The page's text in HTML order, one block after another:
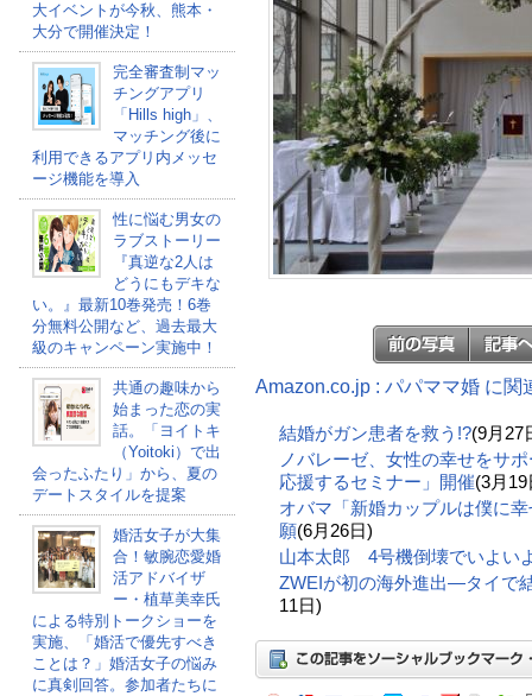
大イベントが今秋、熊本・
大分で開催決定！
完全審査制マッ
チングアプリ
「Hills high」、
マッチング後に
利用できるアプリ内メッセ
ージ機能を導入
性に悩む男女の
ラブストーリー
『真逆な2人は
どうにもデキな
い。』最新10巻発売！6巻
分無料公開など、過去最大
級のキャンペーン実施中！
共通の趣味から
始まった恋の実
話。「ヨイトキ
（Yoitoki）で出
会ったふたり」から、夏の
デートスタイルを提案
婚活女子が大集
合！敏腕恋愛婚
活アドバイザ
ー・植草美幸氏
による特別トークショーを
実施、「婚活で優先すべき
ことは？」婚活女子の悩み
に真剣回答。参加者たちに
Amazon.co.jp : パパママ婚 に関
結婚がガン患者を救う!?(9月27
ノバレーゼ、女性の幸せをサ
応援するセミナー」開催(3月19
オバマ「新婚カップルは僕に
願(6月26日)
山本太郎 4号機倒壊でいよい
ZWEIが初の海外進出―タイで
11日)